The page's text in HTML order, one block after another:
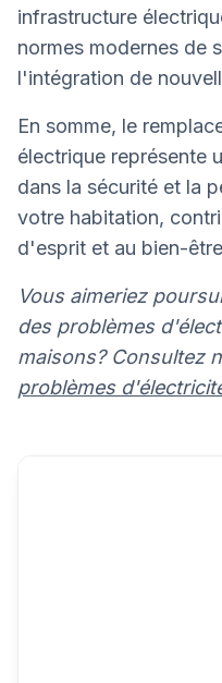
infrastructure
normes modernes de
l'intégration de
En somme, le
électrique représente
dans la sécurité et la
votre habitation,
d'esprit et au bien-
Vous aimeriez
des problèmes
maisons? Consultez
problèmes